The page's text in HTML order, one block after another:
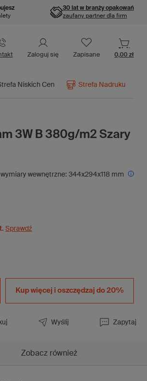
30 lat w branży opakowań
zaufany partner dla firm
Zaloguj się Zapisane 0,00 zł
Niskich Cen Strefa Nadruku
3W B 380g/m2 Szary
wymiary wewnętrzne: 344x294x118 mm
Sprawdź
Kup więcej i oszczędzaj do 20%
Wyślij Zapytaj
Zobacz również